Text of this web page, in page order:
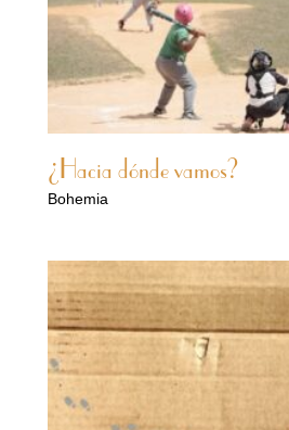
¿Hacia dónde vamos?
Bohemia